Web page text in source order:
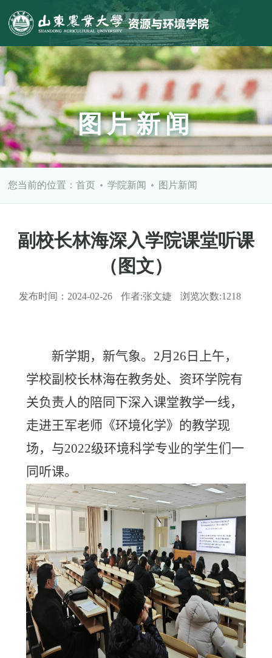
图片新闻
您当前的位置：首页 学院新闻 图片新闻
副校长林海深入学院课堂听课
（图文）
发布时间： 2024-02-26 作者:张文婕 浏览次数:1218
新学期，新气象。 2月 26 日上午，
学校副校长林海在教务处、资环学院有
关负责人的陪同下深入课堂教学一线，
走进王军老师《环境化学》的教学现
场，与2022级环境科学专业的学生们一
同听课。